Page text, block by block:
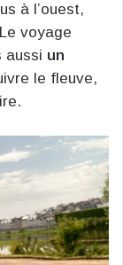
à l’ouest,
voyage
aussi un
le fleuve,